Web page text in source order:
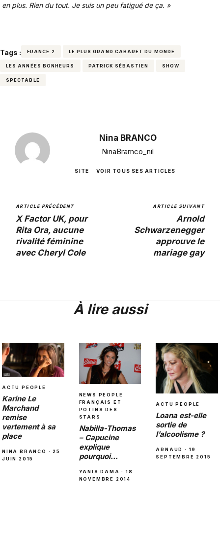
en plus. Rien du tout. Je suis un peu fatigué de ça. »
Tags : FRANCE 2 LE PLUS GRAND CABARET DU MONDE
LES ANNÉES BONHEURS PATRICK SÉBASTIEN SHOW
SPECTABLE
Nina BRANCO
NinaBramco_nil
SITE VOIR TOUS SES ARTICLES
ARTICLE PRÉCÉDENT
X Factor UK, pour
Rita Ora, aucune
rivalité féminine
avec Cheryl Cole
ARTICLE SUIVANT
Arnold
Schwarzenegger
approuve le
mariage gay
À lire aussi
ACTU PEOPLE
Karine Le
Marchand
remise
vertement à sa
place
NINA BRANCO · 25
JUIN 2015
NEWS PEOPLE
FRANÇAIS ET
POTINS DES
STARS
Nabilla-Thomas
– Capucine
explique
pourquoi…
YANIS DAMA · 18
NOVEMBRE 2014
ACTU PEOPLE
Loana est-elle
sortie de
l’alcoolisme ?
ARNAUD · 19
SEPTEMBRE 2015